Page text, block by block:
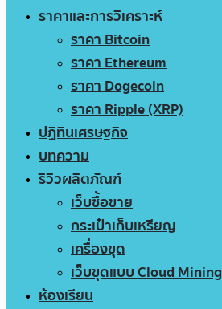
ราคาและการวิเคราะห์
ราคา Bitcoin
ราคา Ethereum
ราคา Dogecoin
ราคา Ripple (XRP)
ปฏิทินเศรษฐกิจ
บทความ
รีวิวผลิตภัณฑ์
เว็บซื้อขาย
กระเป๋าเก็บเหรียญ
เครื่องขุด
เว็บขุดแบบ Cloud Mining
ห้องเรียน